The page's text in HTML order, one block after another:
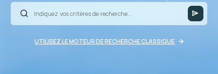
UTILISEZ LE MOTEUR DE RECHERCHE CLASSIQUE